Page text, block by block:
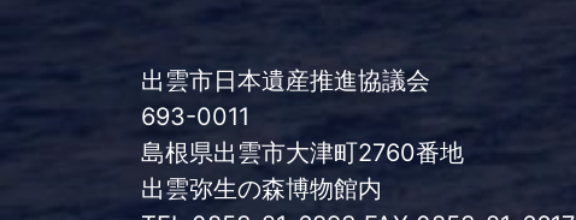
出雲市日本遺産推進協議会
693-0011
島根県出雲市大津町2760番地
出雲弥生の森博物館内